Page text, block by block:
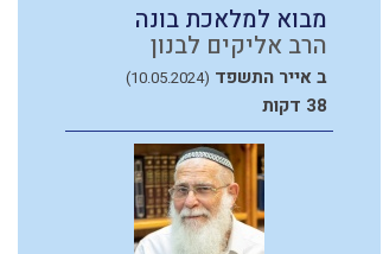
מבוא למלאכת בונה
הרב אליקים לבנון
ב אייר התשפד (10.05.2024)
38 דקות